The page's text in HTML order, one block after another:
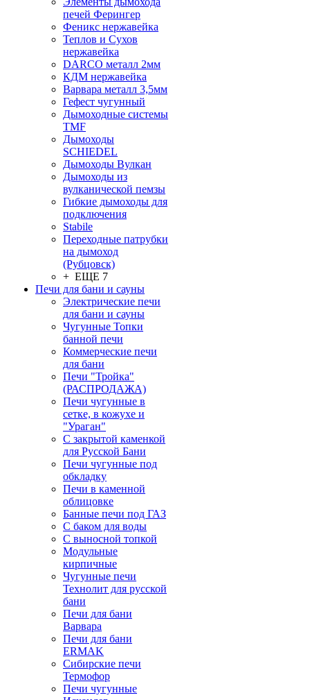
печей Ферингер
Феникс нержавейка
Теплов и Сухов
нержавейка
DARCO металл 2мм
КДМ нержавейка
Варвара металл 3,5мм
Гефест чугунный
Дымоходные системы
TMF
Дымоходы
SCHIEDEL
Дымоходы Вулкан
Дымоходы из
вулканической пемзы
Гибкие дымоходы для
подключения
Stabile
Переходные патрубки
на дымоход
(Рубцовск)
+ ЕЩЕ 7
Печи для бани и сауны
Электрические печи
для бани и сауны
Чугунные Топки
банной печи
Коммерческие печи
для бани
Печи "Тройка"
(РАСПРОДАЖА)
Печи чугунные в
сетке, в кожухе и
"Ураган"
С закрытой каменкой
для Русской Бани
Печи чугунные под
обкладку
Печи в каменной
облицовке
Банные печи под ГАЗ
С баком для воды
С выносной топкой
Модульные
кирпичные
Чугунные печи
Технолит для русской
бани
Печи для бани
Варвара
Печи для бани
ERMAK
Сибирские печи
Термофор
Печи чугунные